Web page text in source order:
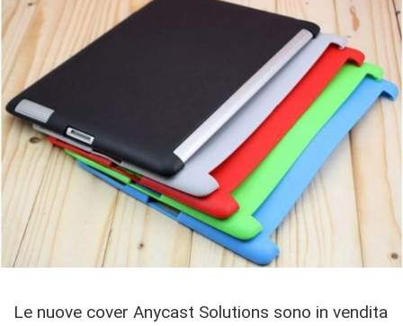
Le nuove cover Anycast Solutions sono in vendita